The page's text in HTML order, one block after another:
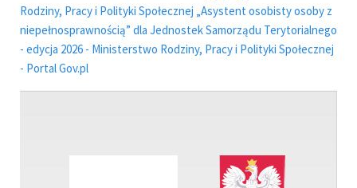
Rodziny, Pracy i Polityki Społecznej „Asystent osobisty osoby z
niepełnosprawnością” dla Jednostek Samorządu Terytorialnego
- edycja 2026 - Ministerstwo Rodziny, Pracy i Polityki Społecznej
- Portal Gov.pl